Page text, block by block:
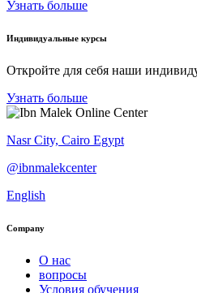
Узнать больше
Индивидуальные курсы
Откройте для себя наши
Узнать больше
Nasr City, Cairo Egypt
@ibnmalekcenter
English
Company
О нас
вопросы
Условия обучения